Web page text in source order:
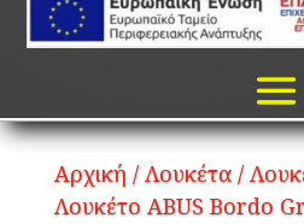
Αρχική / Λουκέτα/
Λουκέτο ABUS Bordo